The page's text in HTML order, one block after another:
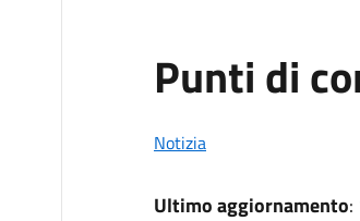
Punti di
Notizia
Ultimo aggiornamento: